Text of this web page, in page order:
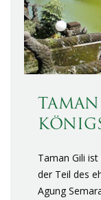
Taman Gili
der Teil des
Agung